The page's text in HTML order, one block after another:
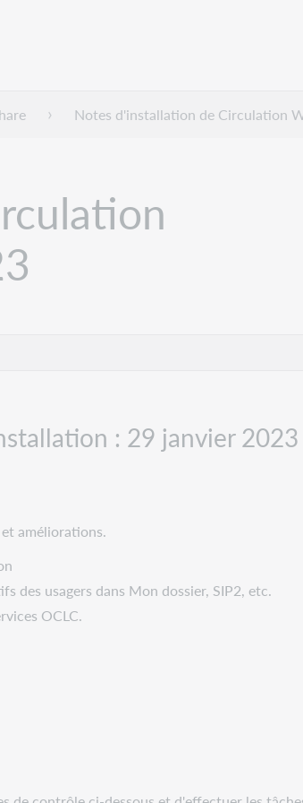
Notes d'installation de Circulation
: 29 janvier 2023
améliorations.
des usagers dans Mon dossier, SIP2, etc.
OCLC.